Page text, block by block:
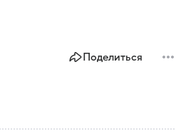
Поделиться